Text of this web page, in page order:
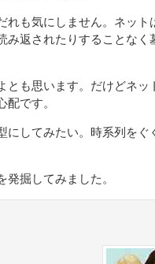
れも気にしません。ネット
み返されたりすることなく
とも思います。だけどネッ
です。
にしてみたい。時系列をぐ
掘してみました。